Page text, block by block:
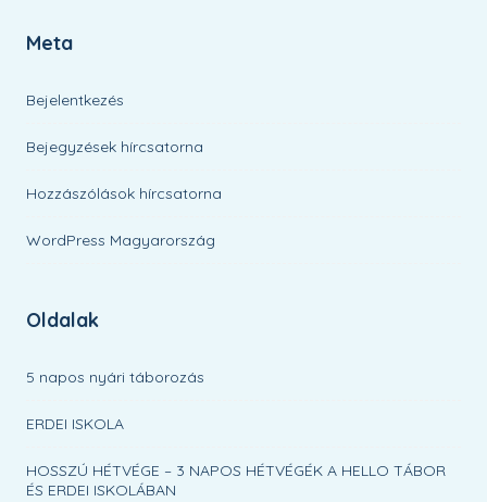
Meta
Bejelentkezés
Bejegyzések hírcsatorna
Hozzászólások hírcsatorna
WordPress Magyarország
Oldalak
5 napos nyári táborozás
ERDEI ISKOLA
HOSSZÚ HÉTVÉGE – 3 NAPOS HÉTVÉGÉK A HELLO TÁBOR
ÉS ERDEI ISKOLÁBAN